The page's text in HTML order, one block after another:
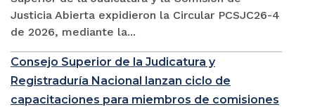
Justicia Abierta expidieron la Circular PCSJC26-4
de 2026, mediante la...
Consejo Superior de la Judicatura y
Registraduría Nacional lanzan ciclo de
capacitaciones para miembros de comisiones